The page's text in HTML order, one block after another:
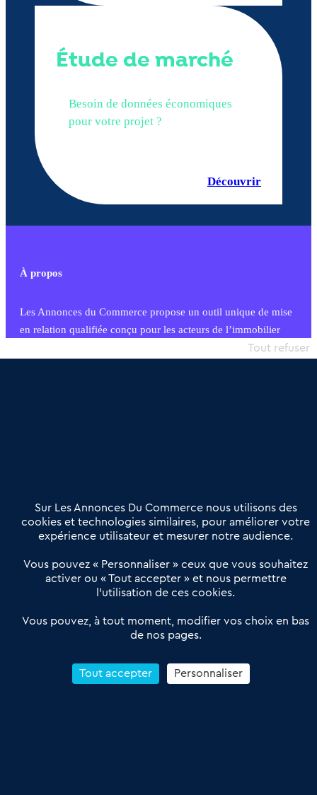
Étude de marché
Besoin de données économiques
pour votre projet ?
Découvrir
À propos
Les Annonces du Commerce propose un outil unique de mise
en relation qualifiée conçu pour les acteurs de l’immobilier
commercial et les collectivités territoriales, simple et intégrant
Offres Pro
Actualités
Qui sommes nous ?
Derniers articles
Réseau 3C : un partenaire national dédié aux transactions
Petitscommerces : Un partenariat au service du commerce de
proximité et des territoires
Reprendre un Restaurant Rapide
Sur Les Annonces Du Commerce nous utilisons des
cookies et technologies similaires, pour améliorer votre
expérience utilisateur et mesurer notre audience.
Vous pouvez « Personnaliser » ceux que vous souhaitez
activer ou « Tout accepter » et nous permettre
l’utilisation de ces cookies.
Vous pouvez, à tout moment, modifier vos choix en bas
de nos pages.
Tout accepter
Tout refuser
Personnaliser